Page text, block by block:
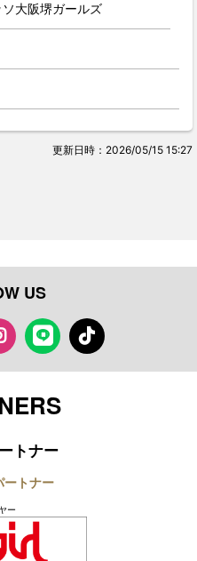
大阪堺ガールズ
更新日時：2026/05/15 15:27
US
LINE TikTok
トナー
ートナー
ー